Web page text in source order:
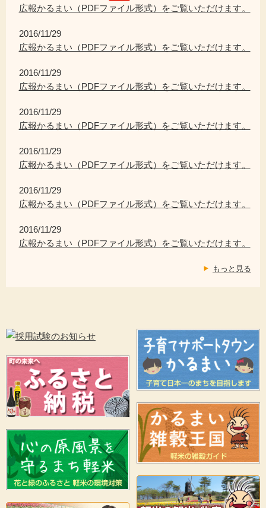
表
広報かるまい（PDFファイル形式）をご覧いただけます。
2016/11/29
広報かるまい（PDFファイル形式）をご覧いただけます。
2016/11/29
広報かるまい（PDFファイル形式）をご覧いただけます。
2016/11/29
広報かるまい（PDFファイル形式）をご覧いただけます。
2016/11/29
広報かるまい（PDFファイル形式）をご覧いただけます。
2016/11/29
広報かるまい（PDFファイル形式）をご覧いただけます。
2016/11/29
広報かるまい（PDFファイル形式）をご覧いただけます。
もっと見る